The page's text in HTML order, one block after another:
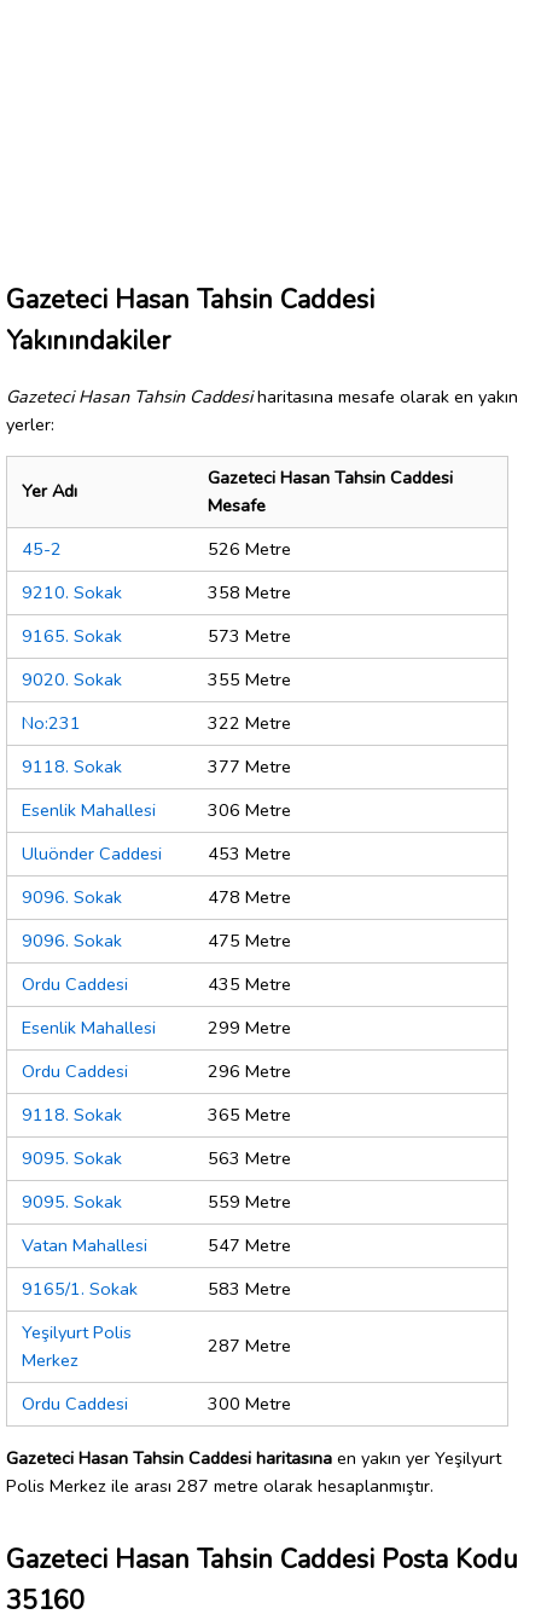
Gazeteci Hasan Tahsin Caddesi
Yakınındakiler
Gazeteci Hasan Tahsin Caddesiharitasına mesafe olarak en yakın
yerler:
Yer Adı
Gazeteci Hasan Tahsin Caddesi
Mesafe
45-2
526 Metre
9210. Sokak
358 Metre
9165. Sokak
573 Metre
9020. Sokak
355 Metre
No:231
322 Metre
9118. Sokak
377 Metre
Esenlik Mahallesi
306 Metre
Uluönder Caddesi
453 Metre
9096. Sokak
478 Metre
9096. Sokak
475 Metre
Ordu Caddesi
435 Metre
Esenlik Mahallesi
299 Metre
Ordu Caddesi
296 Metre
9118. Sokak
365 Metre
9095. Sokak
563 Metre
9095. Sokak
559 Metre
Vatan Mahallesi
547 Metre
9165/1. Sokak
583 Metre
Yeşilyurt Polis
Merkez
287 Metre
Ordu Caddesi 300 Metre
Gazeteci Hasan Tahsin Caddesi haritasına en yakın yer Yeşilyurt
Polis Merkez ile arası 287 metre olarak hesaplanmıştır.
Gazeteci Hasan Tahsin Caddesi Posta Kodu
35160